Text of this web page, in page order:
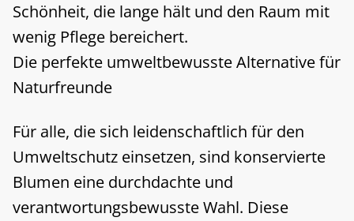
Schönheit, die lange hält und den Raum mit
wenig Pflege bereichert.
Die perfekte umweltbewusste Alternative für
Naturfreunde
Für alle, die sich leidenschaftlich für den
Umweltschutz einsetzen, sind konservierte
Blumen eine durchdachte und
verantwortungsbewusste Wahl. Diese